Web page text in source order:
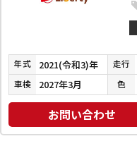
年式 2021(令和3)年 走行
車検 2027年3月 色
お問い合わせ